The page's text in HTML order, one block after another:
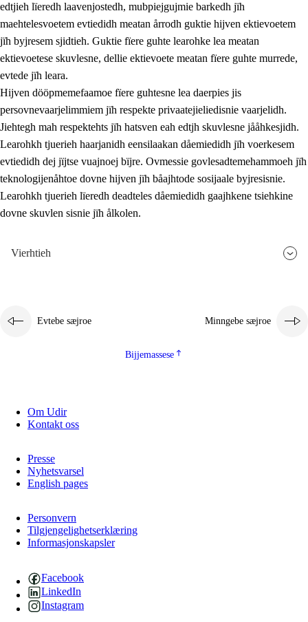
edtjieh lïeredh laavenjostedh, mubpiejgujmie barkedh jïh
maehtelesvoetem evtiedidh meatan årrodh guktie hijven ektievoetem
jïh byjresem sjidtieh. Guktie fïere guhte learohke lea meatan
ektievoetese skuvlesne, dellie ektievoete meatan fïere guhte murrede,
evtede jïh leara.
Hijven dööpmemefaamoe fïere guhtesne lea daerpies jis
persovnevaarjelimmiem jïh respekte privaatejieliedisnie vaarjelidh.
Jiehtegh mah respektehts jïh hatsven eah edtjh skuvlesne jååhkesjidh.
Learohkh tjuerieh haarjanidh eensilaakan dåemiedidh jïh voerkesem
evtiedidh dej jïjtse vuajnoej bïjre. Ovmessie govlesadtemehammoeh jïh
teknologijenåhtoe dovne hijven jïh båajhtode sosijaale byjresisnie.
Learohkh tjuerieh lïeredh deadteles dåemiedidh gaajhkene tsiehkine
dovne skuvlen sisnie jïh ålkolen.
Vierhtieh
Evtebe sæjroe Minngebe sæjroe
Bijjemassese
Om Udir
Kontakt oss
Presse
Nyhetsvarsel
English pages
Personvern
Tilgjengelighetserklæring
Informasjonskapsler
Facebook
LinkedIn
Instagram